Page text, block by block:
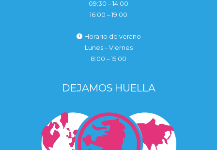
09:30 – 14:00
16:00 – 19:00
Horario de verano
Lunes – Viernes
8:00 – 15:00
DEJAMOS HUELLA